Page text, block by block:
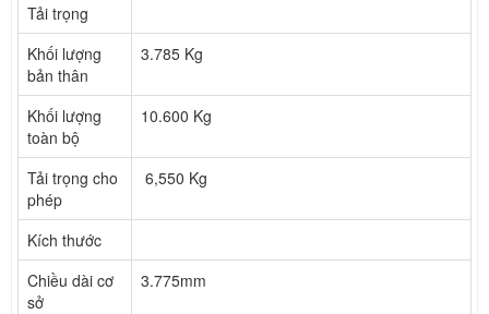
Tải trọng
Khối lượng
bản thân
3.785 Kg
Khối lượng
toàn bộ
10.600 Kg
Tải trọng cho
phép
6,550 Kg
Kích thước
Chiều dài cơ
sở
3.775mm